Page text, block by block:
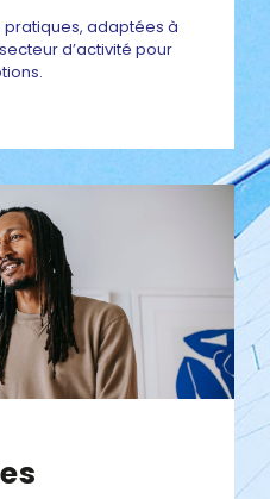
pratiques, adaptées à
d’activité pour